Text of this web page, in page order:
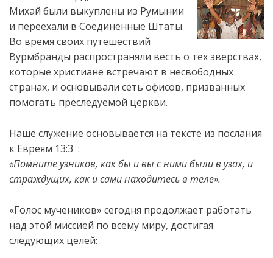
Михай были выкуплены из Румынии
и переехали в Соединённые Штаты.
Во время своих путешествий
Вурмбранды распространяли весть о тех зверствах,
которые христиане встречают в несвободных
странах, и основывали сеть офисов, призванных
помогать преследуемой церкви.
Наше служение основывается на тексте из послания
к Евреям 13:3 :
«Помните узников, как бы и вы с ними были в узах, и
страждущих, как и сами находитесь в теле».
«Голос мучеников» сегодня продолжает работать
над этой миссией по всему миру, достигая
следующих целей: